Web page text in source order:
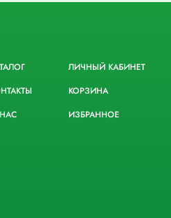
ЛИЧНЫЙ КАБИНЕТ
КОРЗИНА
ИЗБРАННОЕ